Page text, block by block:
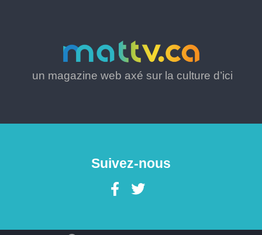
un magazine web axé sur la culture d’ici
Suivez-nous